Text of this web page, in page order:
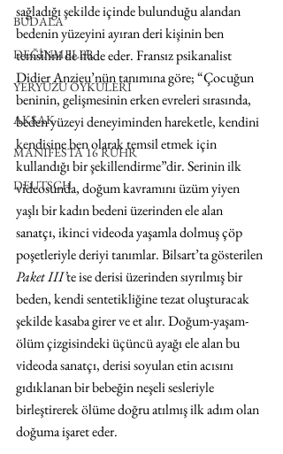
BUDALA
DEĞİNMELER
YERYÜZÜ ÖYKÜLERİ
AKSAK
MANIFESTA 16 RUHR
DEUTSCH
sağladığı şekilde içinde bulunduğu alandan
bedenin yüzeyini ayıran deri kişinin ben
temsilini de ifade eder. Fransız psikanalist
Didier Anzieu’nün tanımına göre; “Çocuğun
beninin, gelişmesinin erken evreleri sırasında,
beden yüzeyi deneyiminden hareketle, kendini
kendisine ben olarak temsil etmek için
kullandığı bir şekillendirme”dir. Serinin ilk
videosunda, doğum kavramını üzüm yiyen
yaşlı bir kadın bedeni üzerinden ele alan
sanatçı, ikinci videoda yaşamla dolmuş çöp
poşetleriyle deriyi tanımlar. Bilsart’ta gösterilen
Paket III’te ise derisi üzerinden sıyrılmış bir
beden, kendi sentetikliğine tezat oluşturacak
şekilde kasaba girer ve et alır. Doğum-yaşam-
ölüm çizgisindeki üçüncü ayağı ele alan bu
videoda sanatçı, derisi soyulan etin acısını
gıdıklanan bir bebeğin neşeli sesleriyle
birleştirerek ölüme doğru atılmış ilk adım olan
doğuma işaret eder.